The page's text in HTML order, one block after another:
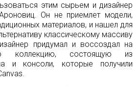
этим сырьем и дизайнер
Он не приемлет модели,
материалов, и нашел для
классическому массиву
придумал и воссоздал на
коллекцию, состоящую из
и консоли, которые получили